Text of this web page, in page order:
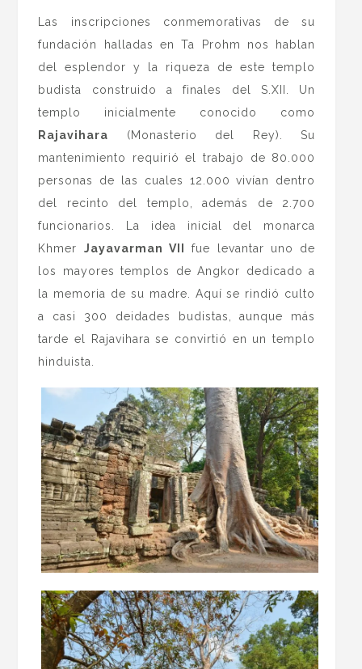
Las inscripciones conmemorativas de su
fundación halladas en Ta Prohm nos hablan
del esplendor y la riqueza de este templo
budista construido a finales del S.XII. Un
templo inicialmente conocido como
Rajavihara (Monasterio del Rey). Su
mantenimiento requirió el trabajo de 80.000
personas de las cuales 12.000 vivían dentro
del recinto del templo, además de 2.700
funcionarios. La idea inicial del monarca
Khmer Jayavarman VII
fue levantar uno de
los mayores templos de Angkor dedicado a
la memoria de su madre. Aquí se rindió culto
a casi 300 deidades budistas, aunque más
tarde el Rajavihara se convirtió en un templo
hinduista.